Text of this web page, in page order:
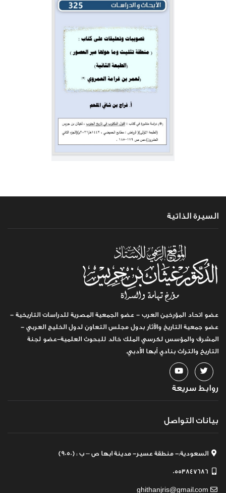
السيرة الذاتية
عضو اتحاد المؤرخين العرب - عضو الجمعية المصرية للدراسات التاريخية -
عضو جمعية التاريخ والآثار بدول مجلس التعاون لدول الخليج العربي -
المشرف والمؤسس لكرسي الملك خالد للبحوث العلمية-عضو لجنة
التاريخ والتراث بنادي أبها الأدبي.
روابط سريعة
بيانات التواصل
السعودية:- منطقة عسير- مدينة ابها ص – ب : (9050)
0553847686
ghithanjris@gmail.com